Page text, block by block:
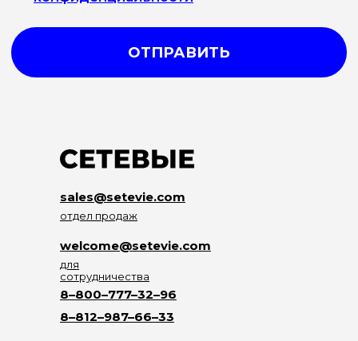
отдел продаж
8–812–987–66–33
8–800–777–32–96
sales@setevie.com
для
сотрудничества
welcome@setevie.com